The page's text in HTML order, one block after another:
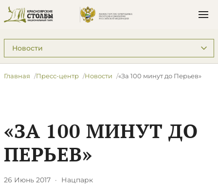
Подразделы: Пресс-центр
Главная Пресс-центр Новости ​«За 100 минут до Перьев»
​«ЗА 100 МИНУТ ДО
ПЕРЬЕВ»
26 Июнь 2017 · Нацпарк